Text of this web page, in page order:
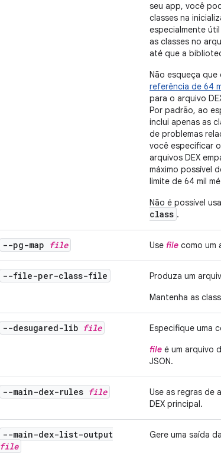
seu app, você
classes na
especialmente
as classes no
até que a
Não esqueça que
referência de 64
para o arquivo
Por padrão, ao
inclui apenas as
de problemas
você especificar
arquivos DEX
máximo possível
limite de 64 mil
Não é possível
class .
--pg-map file Use file como um
--file-per-class-file
Produza um
Mantenha as
--desugared-lib file
Especifique uma
file é um arquivo
JSON.
--main-dex-rules file
Use as regras de
DEX principal.
--main-dex-list-output
file
Gere uma saída